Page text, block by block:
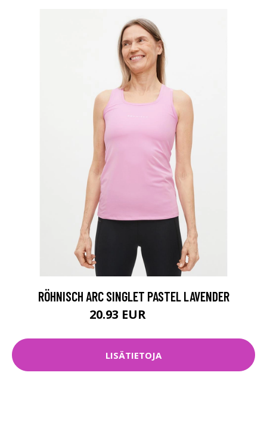
RÖHNISCH ARC SINGLET PASTEL LAVENDER
20.93 EUR
LISÄTIETOJA